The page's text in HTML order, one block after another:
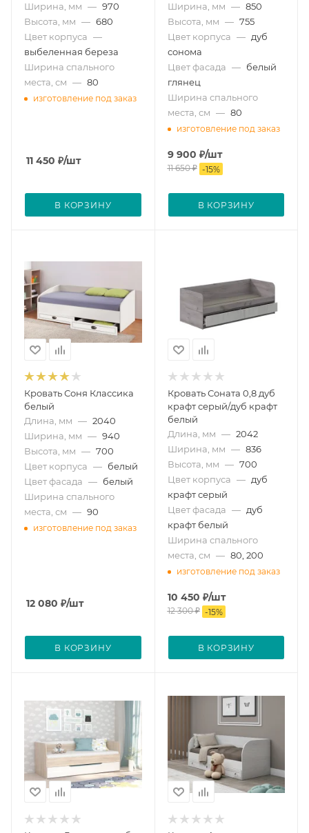
Ширина, мм — 970
Высота, мм — 680
Цвет корпуса —
выбеленная береза
Ширина спального
места, см — 80
изготовление под заказ
11 450 ₽/шт
В КОРЗИНУ
Ширина, мм — 850
Высота, мм — 755
Цвет корпуса — дуб
сонома
Цвет фасада — белый
глянец
Ширина спального
места, см — 80
изготовление под заказ
9 900 ₽/шт
11 650₽ -15%
В КОРЗИНУ
Кровать Соня Классика
белый
Длина, мм — 2040
Ширина, мм — 940
Высота, мм — 700
Цвет корпуса — белый
Цвет фасада — белый
Ширина спального
места, см — 90
изготовление под заказ
12 080 ₽/шт
В КОРЗИНУ
Кровать Соната 0,8 дуб
крафт серый/дуб крафт
белый
Длина, мм — 2042
Ширина, мм — 836
Высота, мм — 700
Цвет корпуса — дуб
крафт серый
Цвет фасада — дуб
крафт белый
Ширина спального
места, см — 80, 200
изготовление под заказ
10 450 ₽/шт
12 300₽ -15%
В КОРЗИНУ